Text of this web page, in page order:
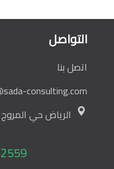
التواصل
اتصل بنا
consulting.com
الرياض حي